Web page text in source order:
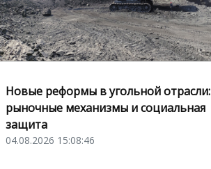
Новые реформы в угольной отрасли:
рыночные механизмы и социальная
защита
04.08.2026 15:08:46